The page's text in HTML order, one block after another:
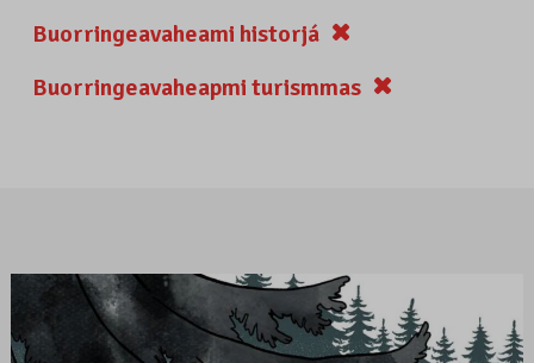
Buorringeavaheami historjá
Buorringeavaheapmi turismmas